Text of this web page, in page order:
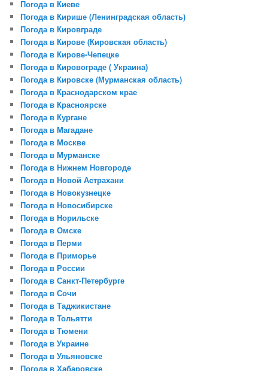
Погода в Киеве
Погода в Кирише (Ленинградская область)
Погода в Кировграде
Погода в Кирове (Кировская область)
Погода в Кирове-Чепецке
Погода в Кировограде ( Украина)
Погода в Кировске (Мурманская область)
Погода в Краснодарском крае
Погода в Красноярске
Погода в Кургане
Погода в Магадане
Погода в Москве
Погода в Мурманске
Погода в Нижнем Новгороде
Погода в Новой Аcтрахани
Погода в Новокузнецке
Погода в Новосибирске
Погода в Норильске
Погода в Омске
Погода в Перми
Погода в Приморье
Погода в России
Погода в Санкт-Петербурге
Погода в Сочи
Погода в Таджикистане
Погода в Тольятти
Погода в Тюмени
Погода в Украине
Погода в Ульяновске
Погода в Хабаровске